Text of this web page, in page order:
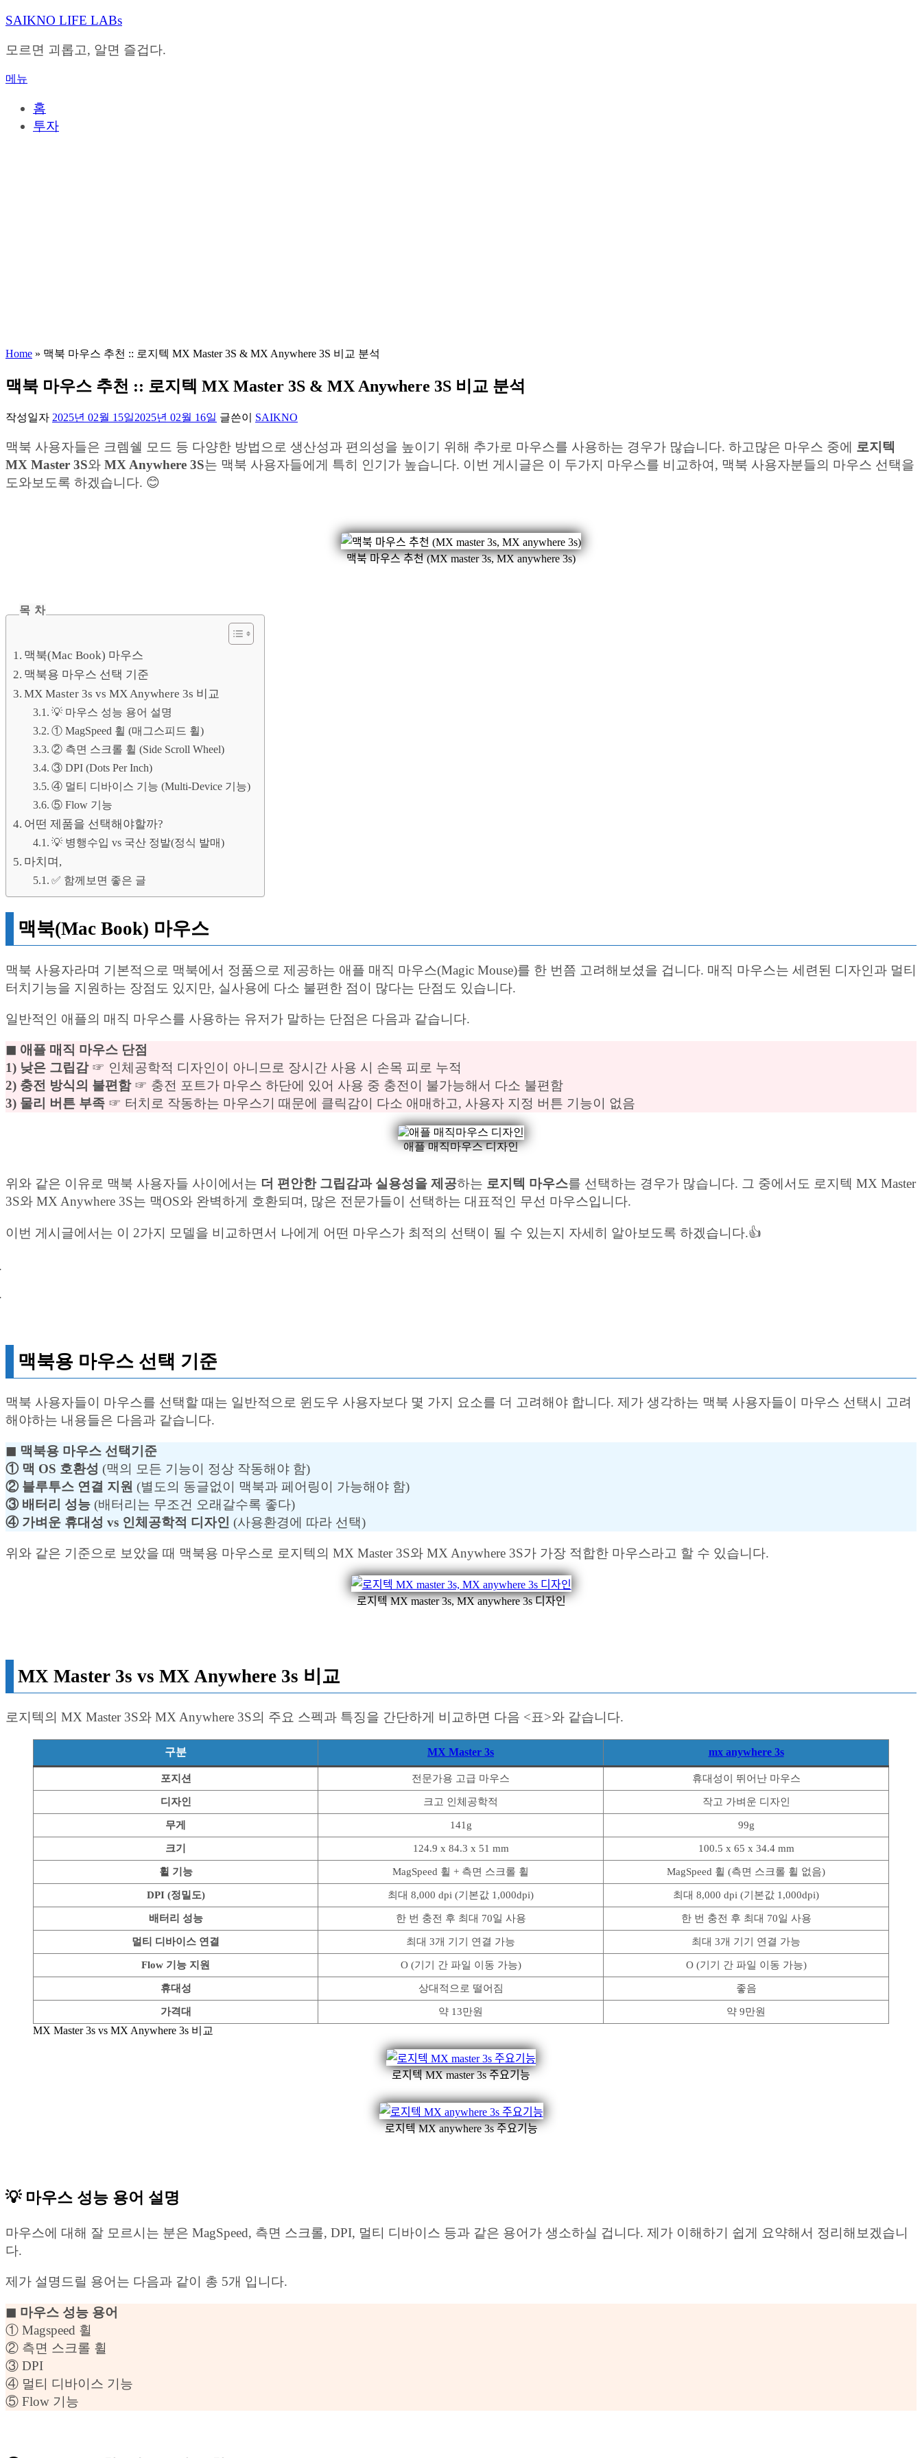
내
으
바
SAIKNO LIFE LABs
모르면 괴롭고, 알면 즐겁다.
메뉴
홈
투자
Home » 맥북 마우스 추천 :: 로지텍 MX Master 3S & MX Anywhere 3S 비교 분석
맥북 마우스 추천 :: 로지텍 MX Master 3S & MX Anywhere 3S 비교 분석
작성일자 2025년 02월 15일2025년 02월 16일 글쓴이 SAIKNO
맥북 사용자들은 크렘쉘 모드 등 다양한 방법으로 생산성과 편의성을 높이기 위해 추가로 마우스를 사용하는 경우가 많습니다. 하고많은 마우스 중에 로지텍
MX Master 3S와 MX Anywhere 3S는 맥북 사용자들에게 특히 인기가 높습니다. 이번 게시글은 이 두가지 마우스를 비교하여, 맥북 사용자분들의 마우스 선택을
도와보도록 하겠습니다. 😊
맥북 마우스 추천 (MX master 3s, MX anywhere 3s)
목 차
맥북(Mac Book) 마우스
맥북용 마우스 선택 기준
MX Master 3s vs MX Anywhere 3s 비교
💡 마우스 성능 용어 설명
① MagSpeed 휠 (매그스피드 휠)
② 측면 스크롤 휠 (Side Scroll Wheel)
③ DPI (Dots Per Inch)
④ 멀티 디바이스 기능 (Multi-Device 기능)
⑤ Flow 기능
어떤 제품을 선택해야할까?
💡 병행수입 vs 국산 정발(정식 발매)
마치며,
✅ 함께보면 좋은 글
맥북(Mac Book) 마우스
맥북 사용자라며 기본적으로 맥북에서 정품으로 제공하는 애플 매직 마우스(Magic Mouse)를 한 번쯤 고려해보셨을 겁니다. 매직 마우스는 세련된 디자인과 멀티
터치기능을 지원하는 장점도 있지만, 실사용에 다소 불편한 점이 많다는 단점도 있습니다.
일반적인 애플의 매직 마우스를 사용하는 유저가 말하는 단점은 다음과 같습니다.
◼︎ 애플 매직 마우스 단점
1) 낮은 그립감☞ 인체공학적 디자인이 아니므로 장시간 사용 시 손목 피로 누적
2) 충전 방식의 불편함☞ 충전 포트가 마우스 하단에 있어 사용 중 충전이 불가능해서 다소 불편함
3) 물리 버튼 부족 ☞ 터치로 작동하는 마우스기 때문에 클릭감이 다소 애매하고, 사용자 지정 버튼 기능이 없음
애플 매직마우스 디자인
위와 같은 이유로 맥북 사용자들 사이에서는 더 편안한 그립감과 실용성을 제공하는 로지텍 마우스를 선택하는 경우가 많습니다. 그 중에서도 로지텍 MX Master
3S와 MX Anywhere 3S는 맥OS와 완벽하게 호환되며, 많은 전문가들이 선택하는 대표적인 무선 마우스입니다.
이번 게시글에서는 이 2가지 모델을 비교하면서 나에게 어떤 마우스가 최적의 선택이 될 수 있는지 자세히 알아보도록 하겠습니다.👍
맥북용 마우스 선택 기준
맥북 사용자들이 마우스를 선택할 때는 일반적으로 윈도우 사용자보다 몇 가지 요소를 더 고려해야 합니다. 제가 생각하는 맥북 사용자들이 마우스 선택시 고려
해야하는 내용들은 다음과 같습니다.
◼︎ 맥북용 마우스 선택기준
① 맥 OS 호환성 (맥의 모든 기능이 정상 작동해야 함)
② 블루투스 연결 지원 (별도의 동글없이 맥북과 페어링이 가능해야 함)
③ 배터리 성능 (배터리는 무조건 오래갈수록 좋다)
④ 가벼운 휴대성 vs 인체공학적 디자인 (사용환경에 따라 선택)
위와 같은 기준으로 보았을 때 맥북용 마우스로 로지텍의 MX Master 3S와 MX Anywhere 3S가 가장 적합한 마우스라고 할 수 있습니다.
로지텍 MX master 3s, MX anywhere 3s 디자인
MX Master 3s vs MX Anywhere 3s 비교
로지텍의 MX Master 3S와 MX Anywhere 3S의 주요 스펙과 특징을 간단하게 비교하면 다음 <표>와 같습니다.
구분 MX Master 3s mx anywhere 3s
포지션 전문가용 고급 마우스 휴대성이 뛰어난 마우스
디자인 크고 인체공학적 작고 가벼운 디자인
무게 141g 99g
크기 124.9 x 84.3 x 51 mm 100.5 x 65 x 34.4 mm
휠 기능 MagSpeed 휠 + 측면 스크롤 휠 MagSpeed 휠 (측면 스크롤 휠 없음)
DPI (정밀도) 최대 8,000 dpi (기본값 1,000dpi) 최대 8,000 dpi (기본값 1,000dpi)
배터리 성능 한 번 충전 후 최대 70일 사용 한 번 충전 후 최대 70일 사용
멀티 디바이스 연결 최대 3개 기기 연결 가능 최대 3개 기기 연결 가능
Flow 기능 지원 O (기기 간 파일 이동 가능) O (기기 간 파일 이동 가능)
휴대성 상대적으로 떨어짐 좋음
가격대 약 13만원 약 9만원
MX Master 3s vs MX Anywhere 3s 비교
로지텍 MX master 3s 주요기능
로지텍 MX anywhere 3s 주요기능
💡 마우스 성능 용어 설명
마우스에 대해 잘 모르시는 분은 MagSpeed, 측면 스크롤, DPI, 멀티 디바이스 등과 같은 용어가 생소하실 겁니다. 제가 이해하기 쉽게 요약해서 정리해보겠습니
다.
제가 설명드릴 용어는 다음과 같이 총 5개 입니다.
◼︎ 마우스 성능 용어
① Magspeed 휠
② 측면 스크롤 휠
③ DPI
④ 멀티 디바이스 기능
⑤ Flow 기능